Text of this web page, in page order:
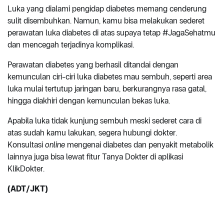
Luka yang dialami pengidap diabetes memang cenderung
sulit disembuhkan. Namun, kamu bisa melakukan sederet
perawatan luka diabetes di atas supaya tetap #JagaSehatmu
dan mencegah terjadinya komplikasi.
Perawatan diabetes yang berhasil ditandai dengan
kemunculan ciri-ciri luka diabetes mau sembuh, seperti area
luka mulai tertutup jaringan baru, berkurangnya rasa gatal,
hingga diakhiri dengan kemunculan bekas luka.
Apabila luka tidak kunjung sembuh meski sederet cara di
atas sudah kamu lakukan, segera hubungi dokter.
Konsultasi online mengenai diabetes dan penyakit metabolik
lainnya juga bisa lewat fitur Tanya Dokter di aplikasi
KlikDokter.
(ADT/JKT)